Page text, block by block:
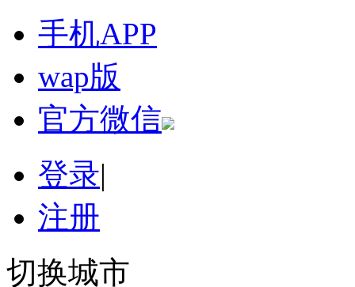
手机APP
wap版
官方微信
登录|
注册
切换城市